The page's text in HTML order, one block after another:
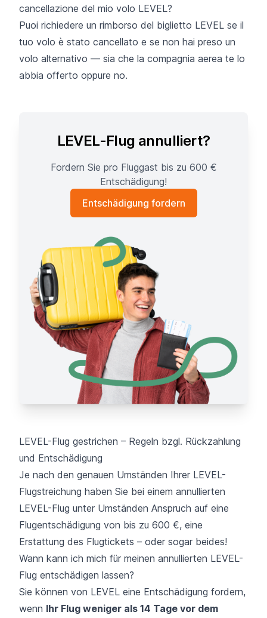
cancellazione del mio volo LEVEL?
Puoi richiedere un rimborso del biglietto LEVEL se il
tuo volo è stato cancellato e se non hai preso un
volo alternativo — sia che la compagnia aerea te lo
abbia offerto oppure no.
LEVEL-Flug annulliert?
Fordern Sie pro Fluggast bis zu 600 €
Entschädigung!
Entschädigung fordern
LEVEL-Flug gestrichen – Regeln bzgl. Rückzahlung
und Entschädigung
Je nach den genauen Umständen Ihrer LEVEL-
Flugstreichung haben Sie bei einem annullierten
LEVEL-Flug unter Umständen Anspruch auf eine
Flugentschädigung von bis zu 600 €, eine
Erstattung des Flugtickets – oder sogar beides!
Wann kann ich mich für meinen annullierten LEVEL-
Flug entschädigen lassen?
Sie können von LEVEL eine Entschädigung fordern,
wenn Ihr Flug weniger als 14 Tage vor dem